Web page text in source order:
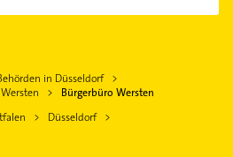
in Düsseldorf
Bürgerbüro Wersten
Düsseldorf